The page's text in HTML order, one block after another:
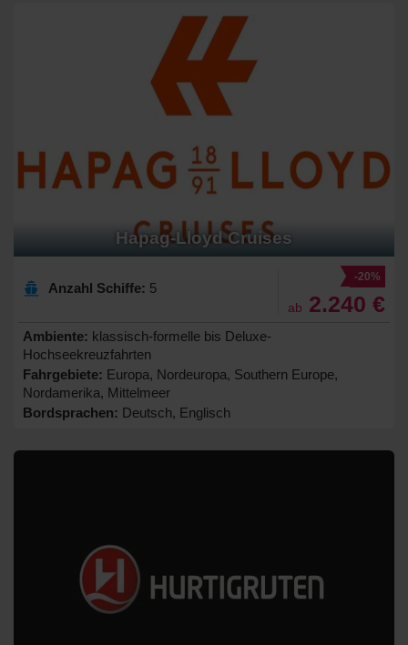
Hapag-Lloyd Cruises
Anzahl Schiffe: 5
-20%
ab 2.240 €
Ambiente: klassisch-formelle bis Deluxe-
Hochseekreuzfahrten
Fahrgebiete: Europa, Nordeuropa, Southern Europe,
Nordamerika, Mittelmeer
Bordsprachen: Deutsch, Englisch